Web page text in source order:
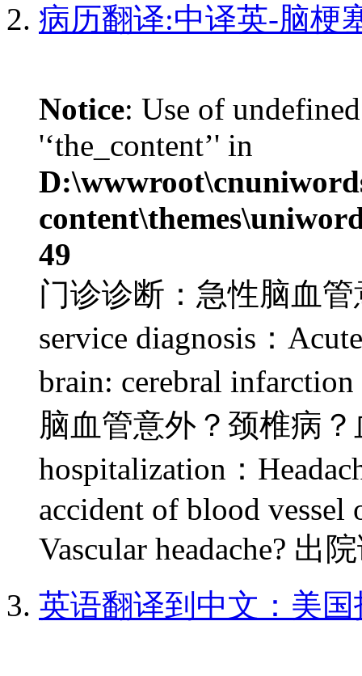
病历翻译:中译英-脑梗
Notice: Use of
'‘the_content’' in
49
门诊诊断：急性脑血
service diagnosis：
brain: cerebral
脑血管意外？颈椎病？
hospitalization：
accident of blood vessel
Vascular headache? 出
英语翻译到中文：美